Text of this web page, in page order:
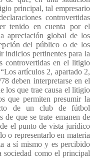
principal, tal empresario
controvertidas
tenido en cuenta por el
apreciación global de los
del público o de los
indicios pertinentes para la
controvertidas en el litigio
artículos 2, apartado 2,
deben interpretarse en el
los que trae causa el litigio
que permiten presumir la
de un club de fútbol
que se trate emanen de
el punto de vista jurídico
o representarlo en materia
a sí mismo y es percibido
sociedad como el principal